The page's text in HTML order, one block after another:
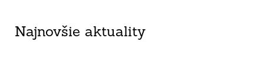
Najnovšie aktuality